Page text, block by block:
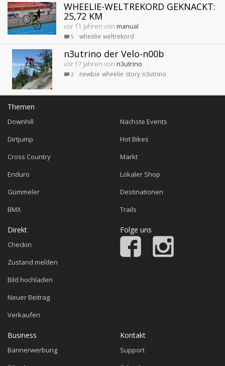
WHEELIE-WELTREKORD GEKNACKT:
25,72 KM
vor 11 Jahren von manual
5 wheelie weltrekord
n3utrino der Velo-n00b
vor 17 Jahren von n3utrino
2 newbie wheelie story n3utrino
Themen
Downhill
Dirtjump
Cross Country
Enduro
Gümmeler
BMX
Nächste Events
Hot Bikes
Markt
Lokaler Shop
Destinationen
Trails
Direkt
Checkin
Zustand melden
Bild hochladen
Neuer Beitrag
Verkaufen
Folge uns
Business
Bannerwerbung
Kontakt
Support